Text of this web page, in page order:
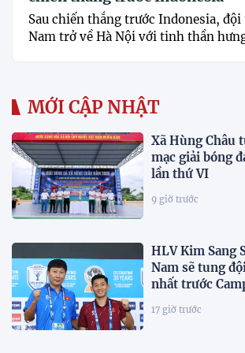
Sau chiến thắng trước Indonesia,
Nam trở về Hà Nội với tinh thần
MỚI CẬP NHẬT
Xã Hùng Châu
mạc giải bóng
lần thứ VI
9 giờ trước
HLV Kim Sang
Nam sẽ tung
nhất trước
17 giờ trước